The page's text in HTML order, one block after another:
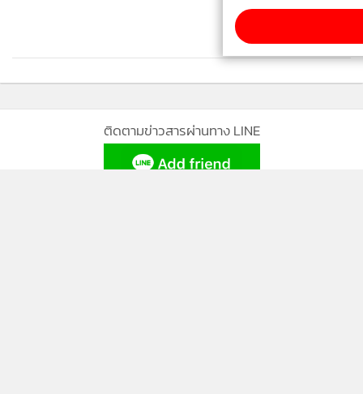
ติดตามข่าวสารผ่านทาง LINE
MGR Online Application